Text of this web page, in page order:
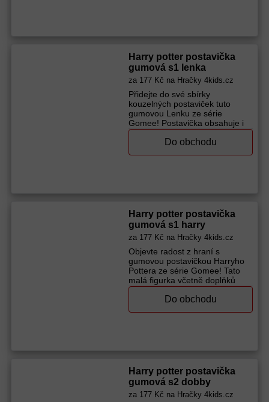
pro každého fanouška! Nasbírej
všech 8 těžších přívěsků s
klipem a noste kouzla všude s
sebou. Dodáváme dle skladové
dostupnosti. Vhodné pro děti od
3 let.
Výrobce (značka):Alltoys
Harry potter postavička
gumová s1 lenka
za 177 Kč na Hračky 4kids.cz
Přidejte do své sbírky
kouzelných postaviček tuto
gumovou Lenku ze série
Gomee! Postavička obsahuje i
malé doplňky, které zpestří
hraní a pomohou oživit příběhy
z Harryho Pottera. Je skvělá pro
pro děti od 3 let.
Výrobce (značka):Cinereplicas
Do obchodu
Harry potter postavička
gumová s1 harry
za 177 Kč na Hračky 4kids.cz
Objevte radost z hraní s
gumovou postavičkou Harryho
Pottera ze série Gomee! Tato
malá figurka včetně doplňků
přináší spoustu zábavy a
podporuje představivost dětí od
3 let. Díky svým kompaktním
Výrobce (značka):
Cinereplicas
Do obchodu
Harry potter postavička
gumová s2 dobby
za 177 Kč na Hračky 4kids.cz